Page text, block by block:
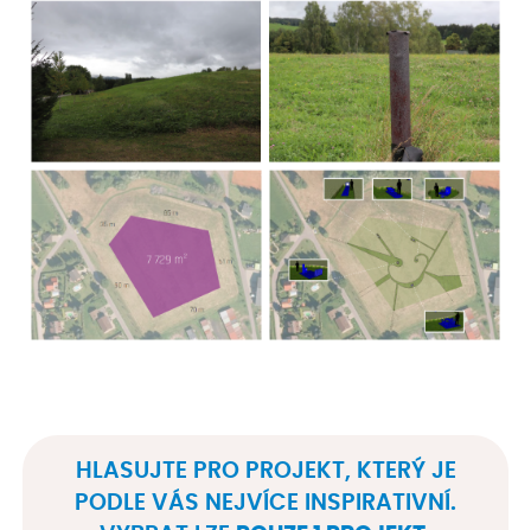
HLASUJTE PRO PROJEKT, KTERÝ JE
PODLE VÁS NEJVÍCE INSPIRATIVNÍ.